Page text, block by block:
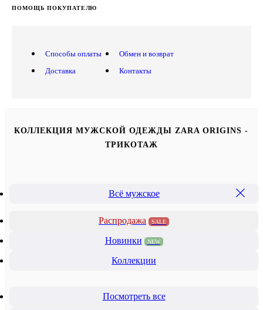
ПОМОЩЬ ПОКУПАТЕЛЮ
Способы оплаты
Доставка
Обмен и возврат
Контакты
КОЛЛЕКЦИЯ МУЖСКОЙ ОДЕЖДЫ ZARA ORIGINS -
ТРИКОТАЖ
Всё мужское
Распродажа SALE
Новинки NEW
Коллекции
Посмотреть все